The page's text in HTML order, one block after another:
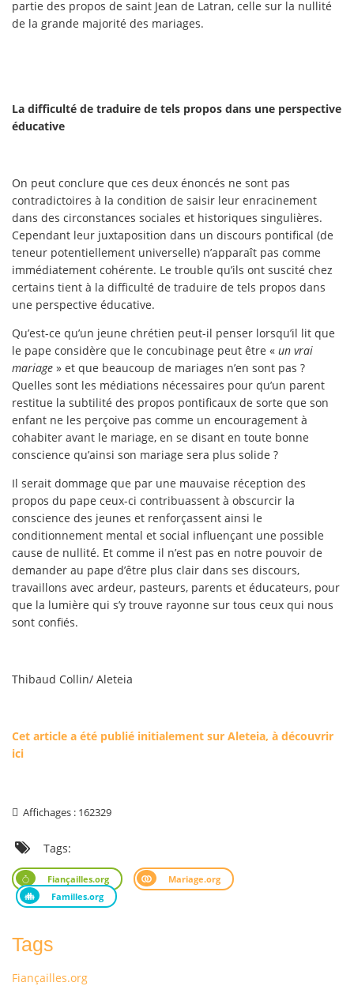
partie des propos de saint Jean de Latran, celle sur la nullité
de la grande majorité des mariages.
La difficulté de traduire de tels propos dans une perspective
éducative
On peut conclure que ces deux énoncés ne sont pas
contradictoires à la condition de saisir leur enracinement
dans des circonstances sociales et historiques singulières.
Cependant leur juxtaposition dans un discours pontifical (de
teneur potentiellement universelle) n’apparaît pas comme
immédiatement cohérente. Le trouble qu’ils ont suscité chez
certains tient à la difficulté de traduire de tels propos dans
une perspective éducative.
Qu’est-ce qu’un jeune chrétien peut-il penser lorsqu’il lit que
le pape considère que le concubinage peut être « un vrai
mariage » et que beaucoup de mariages n’en sont pas ?
Quelles sont les médiations nécessaires pour qu’un parent
restitue la subtilité des propos pontificaux de sorte que son
enfant ne les perçoive pas comme un encouragement à
cohabiter avant le mariage, en se disant en toute bonne
conscience qu’ainsi son mariage sera plus solide ?
Il serait dommage que par une mauvaise réception des
propos du pape ceux-ci contribuassent à obscurcir la
conscience des jeunes et renforçassent ainsi le
conditionnement mental et social influençant une possible
cause de nullité. Et comme il n’est pas en notre pouvoir de
demander au pape d’être plus clair dans ses discours,
travaillons avec ardeur, pasteurs, parents et éducateurs, pour
que la lumière qui s’y trouve rayonne sur tous ceux qui nous
sont confiés.
Thibaud Collin/ Aleteia
Cet article a été publié initialement sur Aleteia, à découvrir
ici
Affichages : 162329
Tags:
Fiançailles.org
Mariage.org
Familles.org
Tags
Fiançailles.org